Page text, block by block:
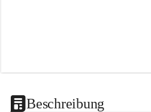
Beschreibung